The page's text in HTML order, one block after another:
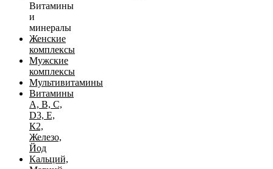
Витамины
и
минералы
Женские
комплексы
Мужские
комплексы
Мультивитамины
Витамины
А, B, C,
D3, Е,
К2,
Железо,
Йод
Кальций,